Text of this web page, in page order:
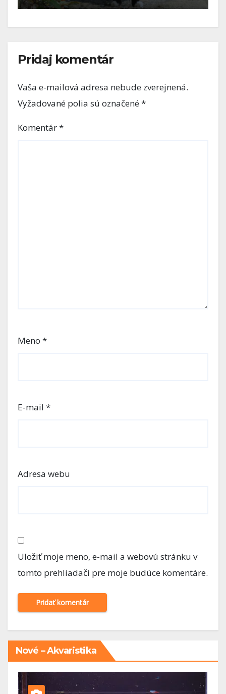
Pridaj komentár
Vaša e-mailová adresa nebude zverejnená.
Vyžadované polia sú označené*
Komentár*
Meno *
E-mail *
Adresa webu
Uložiť moje meno, e-mail a webovú stránku v
tomto prehliadači pre moje budúce komentáre.
Nové – Akvaristika